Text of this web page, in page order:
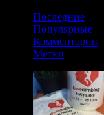
Последние
Популярные
Комментарии
Метки